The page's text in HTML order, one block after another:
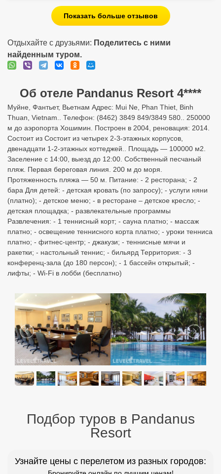
Показать больше отзывов
Отдыхайте с друзьями: Поделитесь с ними
найденным туром.
Об отеле Pandanus Resort 4****
Муйне, Фантьет, Вьетнам Адрес: Mui Ne, Phan Thiet, Binh
Thuan, Vietnam.. Телефон: (8462) 3849 849/3849 580.. 250000
м до аэропорта Хошимин. Построен в 2004, реновация: 2014.
Состоит из Состоит из четырех 2-3-этажных корпусов,
двенадцати 1-2-этажных коттеджей.. Площадь — 100000 м2.
Заселение с 14:00, выезд до 12:00. Собственный песчаный
пляж. Первая береговая линия. 200 м до моря.
Протяженность пляжа — 50 м. Питание: - 2 ресторана; - 2
бара Для детей: - детская кровать (по запросу); - услуги няни
(платно); - детское меню; - в ресторане – детское кресло; -
детская площадка; - развлекательные программы
Развлечения: - 1 теннисный корт; - сауна платно; - массаж
платно; - освещение теннисного корта платно; - уроки тенниса
платно; - фитнес-центр; - джакузи; - теннисные мячи и
ракетки; - настольный теннис; - бильярд Территория: - 3
конференц-зала (до 180 персон); - 1 бассейн открытый; -
лифты; - Wi-Fi в лобби (бесплатно)
Подбор туров в Pandanus
Resort
Узнайте цены с перелетом из разных городов: